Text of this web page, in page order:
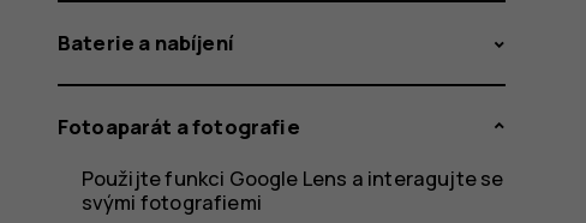
Baterie a nabíjení
Fotoaparát a fotografie
Použijte funkci Google Lens a interagujte se
svými fotografiemi